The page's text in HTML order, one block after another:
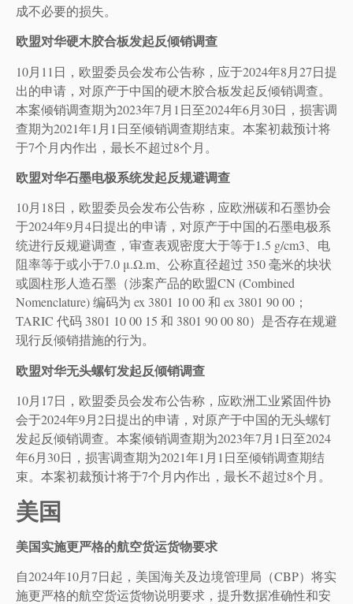
成不必要的损失。
欧盟对华硬木胶合板发起反倾销调查
10月11日，欧盟委员会发布公告称，应于2024年8月27日提
出的申请，对原产于中国的硬木胶合板发起反倾销调查。
本案倾销调查期为2023年7月1日至2024年6月30日，损害调
查期为2021年1月1日至倾销调查期结束。本案初裁预计将
于7个月内作出，最长不超过8个月。
欧盟对华石墨电极系统发起反规避调查
10月18日，欧盟委员会发布公告称，应欧洲碳和石墨协会
于2024年9月4日提出的申请，对原产于中国的石墨电极系
统进行反规避调查，审查表观密度大于等于1.5 g/cm3、电
阻率等于或小于7.0 μ.Ω.m、公称直径超过 350 毫米的块状
或圆柱形人造石墨（涉案产品的欧盟CN (Combined
Nomenclature) 编码为 ex 3801 10 00 和 ex 3801 90 00；
TARIC 代码 3801 10 00 15 和 3801 90 00 80）是否存在规避
现行反倾销措施的行为。
欧盟对华无头螺钉发起反倾销调查
10月17日，欧盟委员会发布公告称，应欧洲工业紧固件协
会于2024年9月2日提出的申请，对原产于中国的无头螺钉
发起反倾销调查。本案倾销调查期为2023年7月1日至2024
年6月30日，损害调查期为2021年1月1日至倾销调查期结
束。本案初裁预计将于7个月内作出，最长不超过8个月。
美国
美国实施更严格的航空货运货物要求
自2024年10月7日起，美国海关及边境管理局（CBP）将实
施更严格的航空货运货物说明要求，提升数据准确性和安